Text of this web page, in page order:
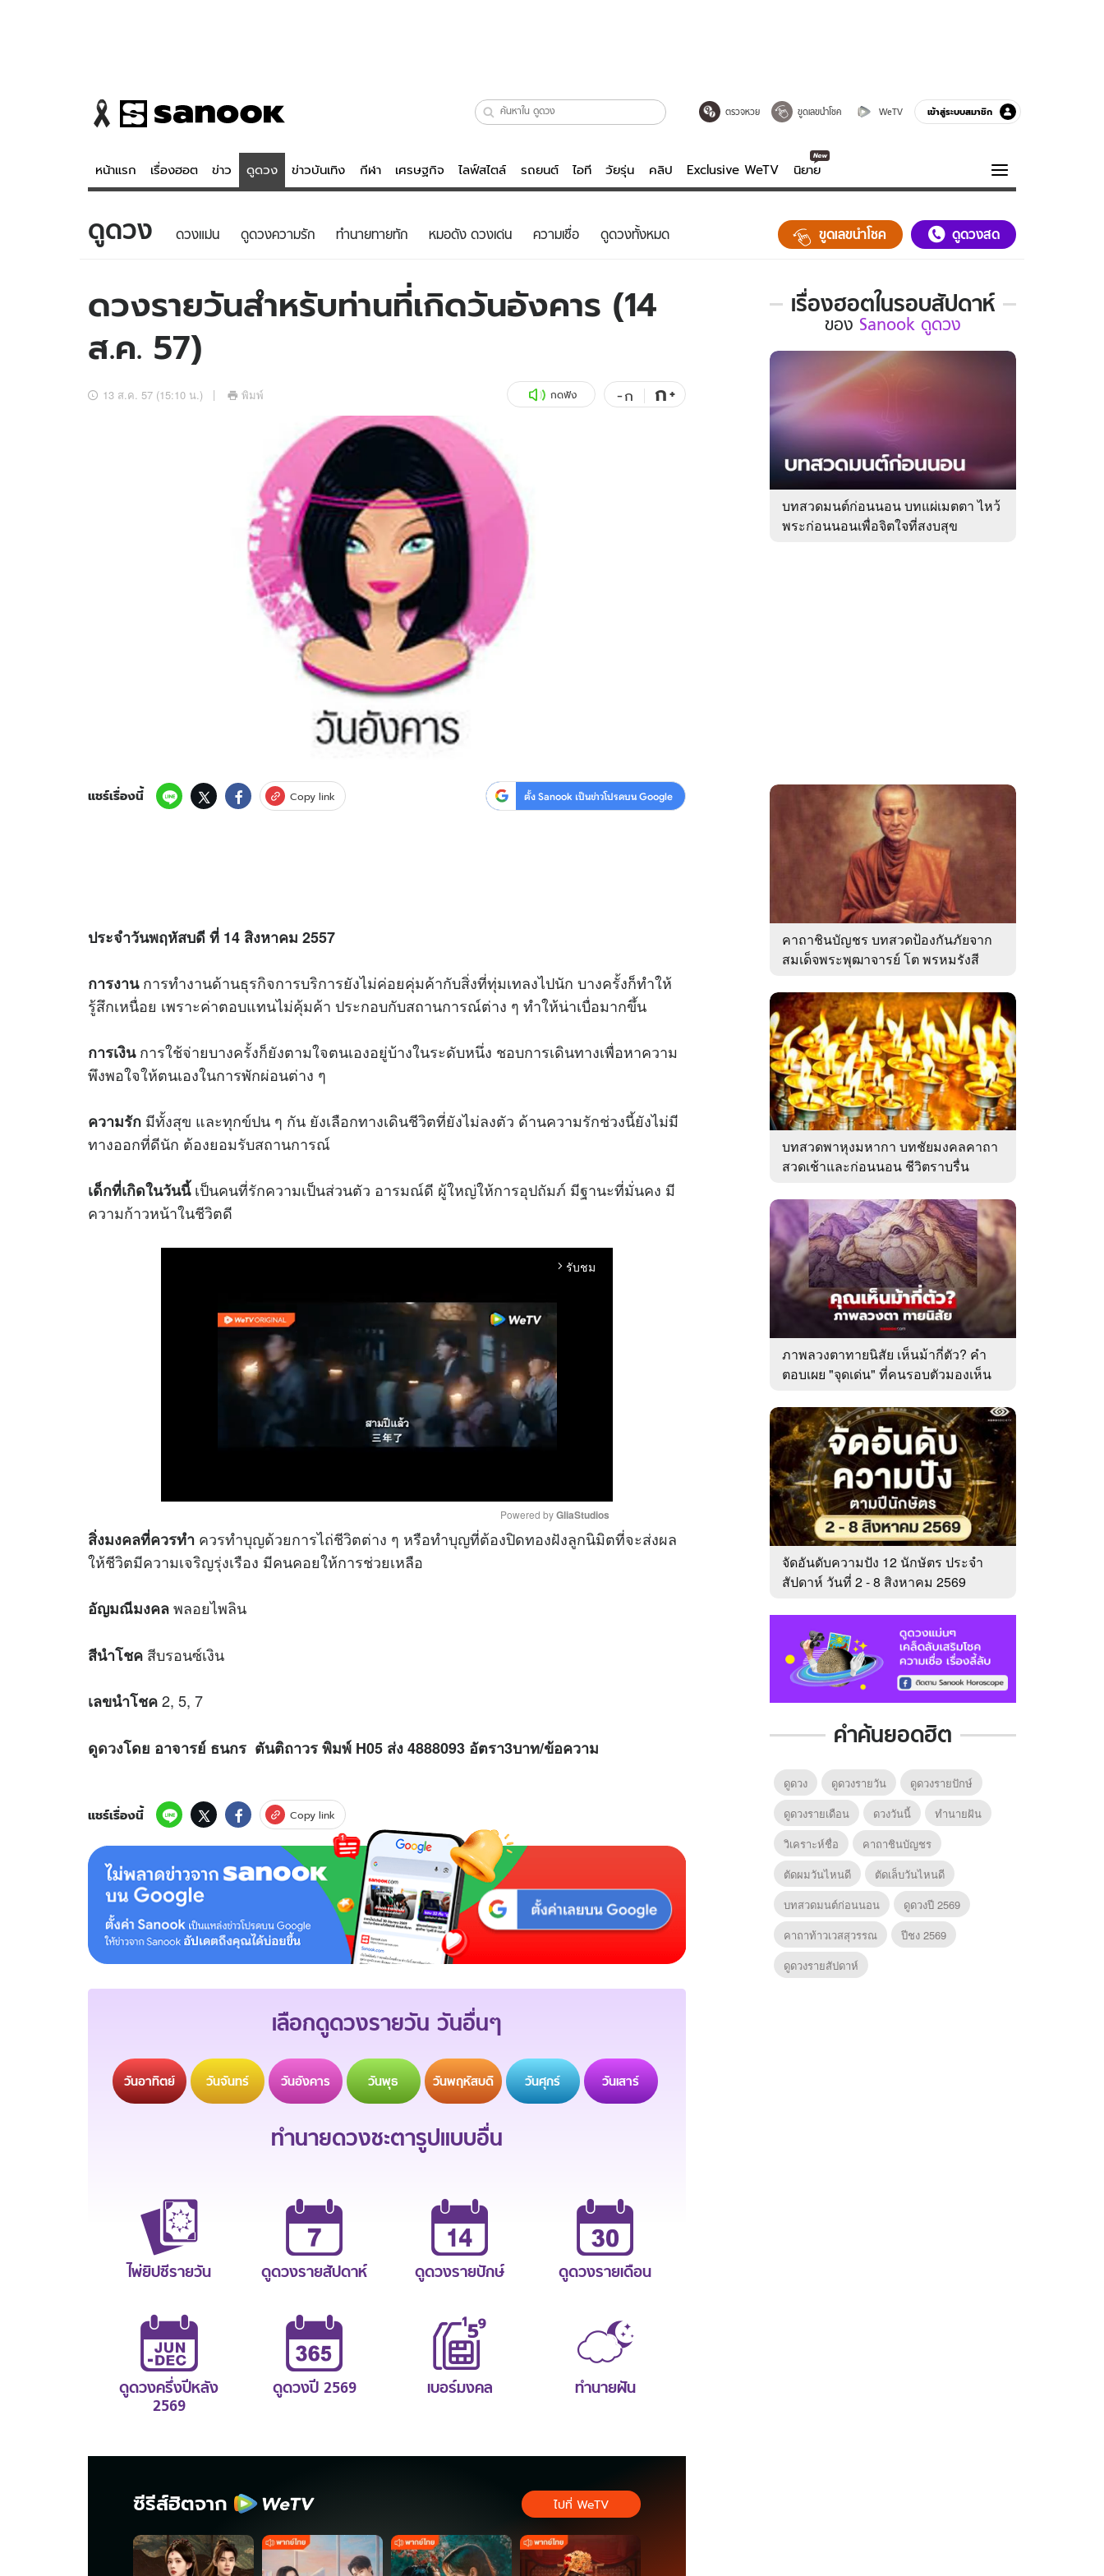
ตรวจหวย ขูดเลขนำโชค WeTV เข้าสู่ระบบสมาชิก
หน้าแรก เรื่องฮอต ข่าว ดูดวง ข่าวบันเทิง กีฬา เศรษฐกิจ ไลฟ์สไตล์ รถยนต์ ไอที วัยรุ่น คลิป Exclusive WeTV นิยาย
ข่าว
ข่าวบันเทิง
ข่าวกีฬา
ข่าวเศรษฐกิจ
อัปเดตจีน
ดูดวง - ตรวจหวย
สถิติหวยไทย
ไลฟ์สไตล์
วัยรุ่น
สุขภาพ
Tasteful Thailand
Sanook Choice
ดูทีวี
ความรู้รอบตัว
ฮาวทู
ติดตามสนุกโซเชียลได้ที่
บริษัท อิมเมจ ฟิวเจอร์ (ประเทศไทย) จำกัด
ดูดวง ดวงแม่น ดูดวงความรัก ทํานายทายทัก หมอดัง ดวงเด่น ความเชื่อ ดูดวงทั้งหมด ขูดเลขนำโชค ดูดวงสด
ดวงรายวันสำหรับท่านที่เกิดวันอังคาร (14
ส.ค. 57)
13 ส.ค. 57 (15:10 น.) พิมพ์ กดฟัง -ก ก+
แชร์เรื่องนี้ Copy link ตั้ง Sanook เป็นข่าวโปรดบน Google
ประจำวันพฤหัสบดี ที่ 14 สิงหาคม 2557
การงานการทำงานด้านธุรกิจการบริการยังไม่ค่อยคุ่มค้ากับสิ่งที่ทุ่มเทลงไปนัก บางครั้งก็ทำให้
รู้สึกเหนื่อย เพราะค่าตอบแทนไม่คุ้มค้า ประกอบกับสถานการณ์ต่าง ๆ ทำให้น่าเบื่อมากขึ้น
การเงินการใช้จ่ายบางครั้งก็ยังตามใจตนเองอยู่บ้างในระดับหนึ่ง ชอบการเดินทางเพื่อหาความ
พึงพอใจให้ตนเองในการพักผ่อนต่าง ๆ
ความรัก มีทั้งสุข และทุกข์ปน ๆ กัน ยังเลือกทางเดินชีวิตที่ยังไม่ลงตัว ด้านความรักช่วงนี้ยังไม่มี
ทางออกที่ดีนัก ต้องยอมรับสถานการณ์
เด็กที่เกิดในวันนี้เป็นคนที่รักความเป็นส่วนตัว อารมณ์ดี ผู้ใหญ่ให้การอุปถัมภ์ มีฐานะที่มั่นคง มี
ความก้าวหน้าในชีวิตดี
arrow_forward_ios รับชม
Powered by GliaStudios
สิ่งมงคลที่ควรทำ ควรทำบุญด้วยการไถ่ชีวิตต่าง ๆ หรือทำบุญที่ต้องปิดทองฝังลูกนิมิตที่จะส่งผล
ให้ชีวิตมีความเจริญรุ่งเรือง มีคนคอยให้การช่วยเหลือ
อัญมณีมงคลพลอยไพลิน
สีนำโชค สีบรอนซ์เงิน
เลขนำโชค2, 5, 7
ดูดวงโดย อาจารย์ ธนกร ตันติถาวร พิมพ์ H05 ส่ง 4888093 อัตรา3บาท/ข้อความ
แชร์เรื่องนี้ Copy link
เลือกดูดวงรายวัน วันอื่นๆ
วันอาทิตย์ วันจันทร์ วันอังคาร วันพุธ วันพฤหัสบดี วันศุกร์ วันเสาร์
ทำนายดวงชะตารูปแบบอื่น
ไพ่ยิปซีรายวัน ดูดวงรายสัปดาห์ ดูดวงรายปักษ์ ดูดวงรายเดือน
ดูดวงครึ่งปีหลัง
2569
ดูดวงปี 2569 เบอร์มงคล ทำนายฝัน
ซีรีส์ฮิตจาก ไปที่ WeTV
เรื่องฮอตในรอบสัปดาห์
เรื่อง
ใน
รอบ
ของ
Sanook
ดูด
ของ Sanook ดูดวง
บทสวดมนต์ก่อนนอน บทแผ่เมตตา ไหว้
พระก่อนนอนเพื่อจิตใจที่สงบสุข
คาถาชินบัญชร บทสวดป้องกันภัยจาก
สมเด็จพระพุฒาจารย์ โต พรหมรังสี
บทสวดพาหุงมหากา บทชัยมงคลคาถา
สวดเช้าและก่อนนอน ชีวิตราบรื่น
ภาพลวงตาทายนิสัย เห็นม้ากี่ตัว? คำ
ตอบเผย "จุดเด่น" ที่คนรอบตัวมองเห็น
จัดอันดับความปัง 12 นักษัตร ประจำ
สัปดาห์ วันที่ 2 - 8 สิงหาคม 2569
คำค้นยอดฮิต
ดูดวง ดูดวงรายวัน
ดูดวงรายปักษ์
ดูดวงรายเดือน
ดวงวันนี้
ทํานายฝัน
วิเคราะห์ชื่อ
คาถาชินบัญชร
ตัดผมวันไหนดี
ตัดเล็บวันไหนดี
บทสวดมนต์ก่อนนอน
ดูดวงปี 2569
คาถาท้าวเวสสุวรรณ
ปีชง 2569
ดูดวงรายสัปดาห์